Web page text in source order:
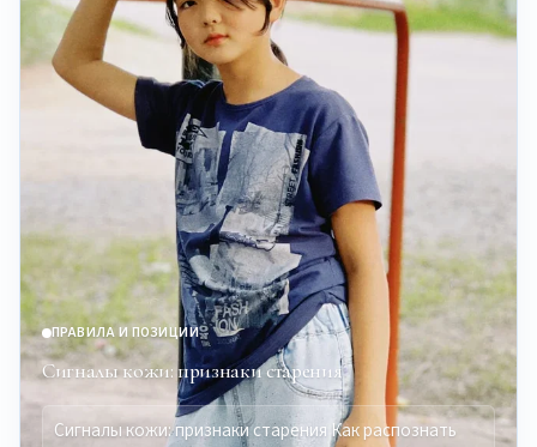
ПРАВИЛА И ПОЗИЦИИ
Сигналы кожи: признаки старения
Сигналы кожи: признаки старения Как распознать